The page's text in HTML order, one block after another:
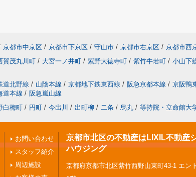
京都市中京区 / 京都市下京区 / 守山市 / 京都市右京区 / 京都市西
賀茂丸川町 / 大宮一ノ井町 / 紫野大徳寺町 / 紫竹牛若町 / 小山下
道北野線 / 山陰本線 / 京都地下鉄東西線 / 阪急京都本線 / 京阪鴨
道本線 / 阪急嵐山線
白梅町 / 円町 / 今出川 / 出町柳 / 二条 / 烏丸 / 等持院・立命館大
お問い合わせ
スタッフ紹介
周辺施設
京都市北区の不動産はLIXIL不動産
ハウジング
京都府京都市北区紫竹西野山東町43-1 エン